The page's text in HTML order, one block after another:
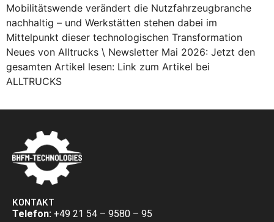
Mobilitätswende verändert die Nutzfahrzeugbranche
nachhaltig – und Werkstätten stehen dabei im
Mittelpunkt dieser technologischen Transformation
Neues von Alltrucks \ Newsletter Mai 2026: Jetzt den
gesamten Artikel lesen: Link zum Artikel bei
ALLTRUCKS
KONTAKT
Telefon: +49 21 54 – 9580 – 95